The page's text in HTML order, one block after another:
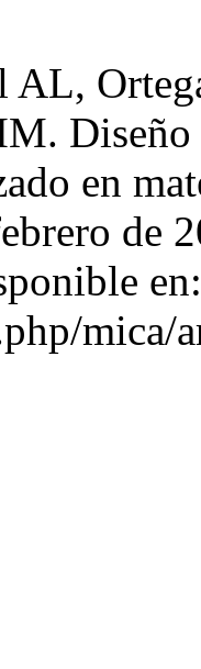
AL,
en
de
mica/